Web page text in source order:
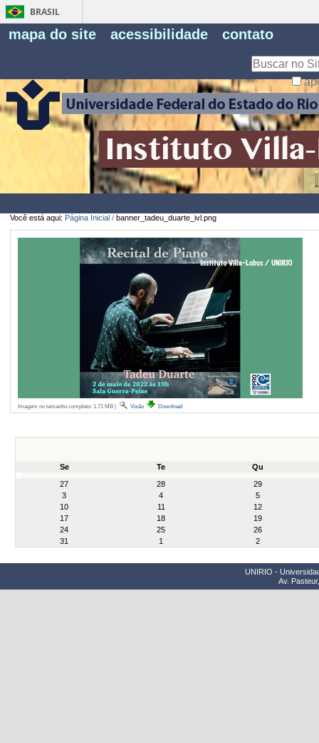
BRASIL
mapa do site acessibilidade contato
Você está aqui: Página Inicial / banner_tadeu_duarte_ivl.png
Imagem no tamanho completo: 1.71 MB| Visão Download
Se Te
Qu
27
28
29
3
4
5
10
11
12
17
18
19
24
25
26
31
1 2
UNIRIO -
Av.